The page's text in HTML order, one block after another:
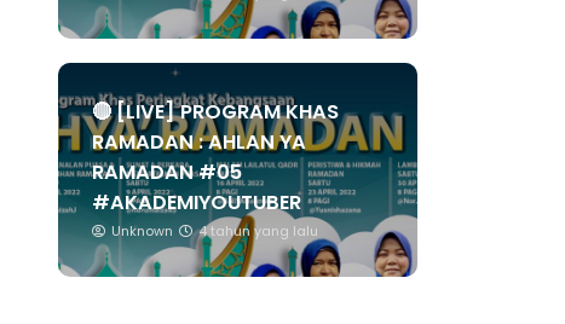
🔴 [LIVE] PROGRAM KHAS
RAMADAN : AHLAN YA
RAMADAN #05
#AKADEMIYOUTUBER
Unknown 4 tahun yang lalu